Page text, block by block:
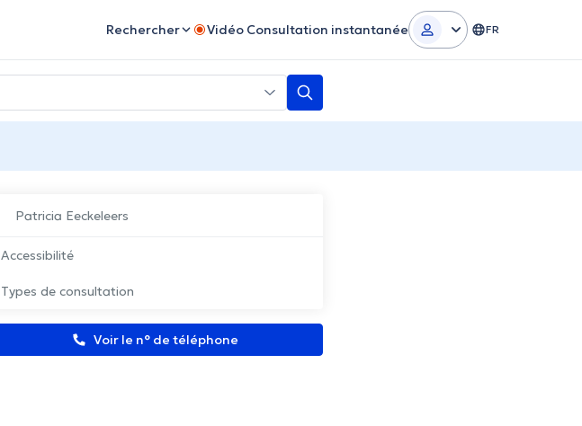
Rechercher Vidéo Consultation instantanée FR
Patricia Eeckeleers
Accessibilité
Types de consultation
Voir le n° de téléphone